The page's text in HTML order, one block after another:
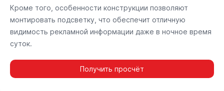
Кроме того, особенности конструкции позволяют
монтировать подсветку, что обеспечит отличную
видимость рекламной информации даже в ночное время
суток.
Получить просчёт